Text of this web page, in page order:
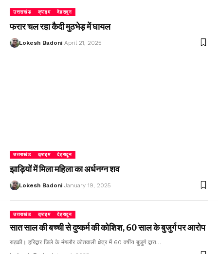
उत्तराखंड क्राइम देहरादून
फरार चल रहा कैदी मुठभेड़ में घायल
Lokesh Badoni April 21, 2025
उत्तराखंड क्राइम देहरादून
झाड़ियों में मिला महिला का अर्धनग्न शव
Lokesh Badoni January 19, 2025
उत्तराखंड क्राइम देहरादून
सात साल की बच्ची से दुष्कर्म की कोशिश, 60 साल के बुजुर्ग पर आरोप
रुड़की। हरिद्वार जिले के मंगलौर कोतवाली क्षेत्र में 60 वर्षीय बुजुर्ग द्वारा…